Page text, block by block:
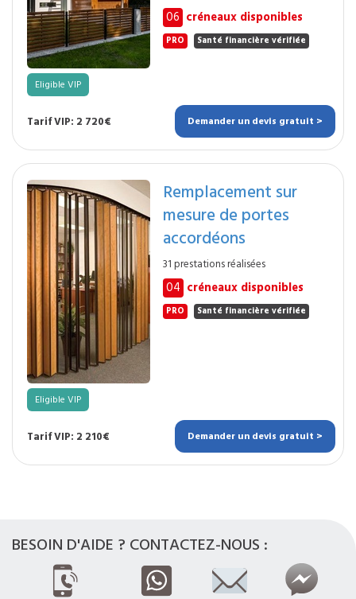
06 créneaux disponibles
PRO Santé financière vérifiée
Eligible VIP
Tarif VIP: 2 720€ Demander un devis gratuit >
Remplacement sur
mesure de portes
accordéons
31 prestations réalisées
04 créneaux disponibles
PRO Santé financière vérifiée
Eligible VIP
Tarif VIP: 2 210€ Demander un devis gratuit >
BESOIN D'AIDE ? CONTACTEZ-NOUS :